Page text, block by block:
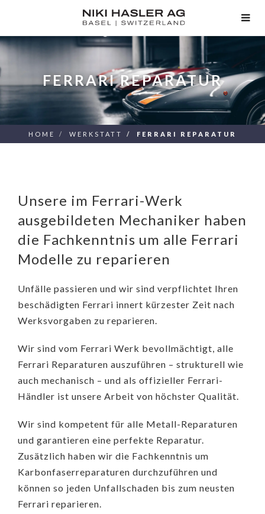
FERRARI REPARATUR
HOME WERKSTATT FERRARI REPARATUR
Unsere im Ferrari-Werk
ausgebildeten Mechaniker haben
die Fachkenntnis um alle Ferrari
Modelle zu reparieren
Unfälle passieren und wir sind verpflichtet Ihren
beschädigten Ferrari innert kürzester Zeit nach
Werksvorgaben zu reparieren.
Wir sind vom Ferrari Werk bevollmächtigt, alle
Ferrari Reparaturen auszuführen – strukturell wie
auch mechanisch – und als offizieller Ferrari-
Händler ist unsere Arbeit von höchster Qualität.
Wir sind kompetent für alle Metall-Reparaturen
und garantieren eine perfekte Reparatur.
Zusätzlich haben wir die Fachkenntnis um
Karbonfaserreparaturen durchzuführen und
können so jeden Unfallschaden bis zum neusten
Ferrari reparieren.